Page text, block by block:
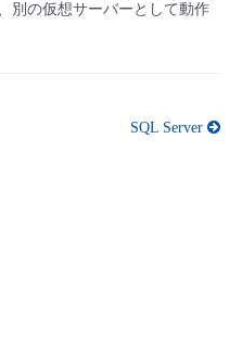
別の仮想サーバーとして動作
SQL Server